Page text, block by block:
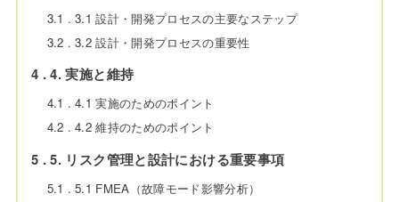
3.1
3.1 設計・開発プロセスの主要なステップ
3.2
3.2 設計・開発プロセスの重要性
4 4. 実施と維持
4.1
4.1 実施のためのポイント
4.2
4.2 維持のためのポイント
5 5. リスク管理と設計における重要事項
5.1
5.1 FMEA（故障モード影響分析）